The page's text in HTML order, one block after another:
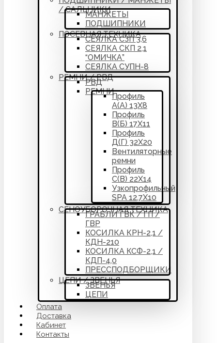
/ САЛЬНИКИ
МАНЖЕТЫ
ПОДШИПНИКИ
ПОСЕВНАЯ ТЕХНИКА
СЕЯЛКА СЗП 3,6
СЕЯЛКА СКП 2,1
“ОМИЧКА”
СЕЯЛКА СУПН-8
РЕМНИ / РВД
РВД
РЕМНИ
Профиль
А(А) 13Х8
Профиль
В(Б) 17Х11
Профиль
Д(Г) 32Х20
Вентиляторные
ремни
Профиль
С(В) 22Х14
Узкопрофильный
SPA 12,7Х10
СЕНОУБОРОЧНАЯ ТЕХНИКА
ГРАБЛИ ГВК / ГП /
ГВР
КОСИЛКА КРН-2,1 /
КДН-210
КОСИЛКА КСФ-2,1 /
КДП-4,0
ПРЕССПОДБОРЩИКИ
ЦЕПИ / ЗВЕНЬЯ
ЗВЕНЬЯ
ЦЕПИ
Оплата
Доставка
Кабинет
Контакты